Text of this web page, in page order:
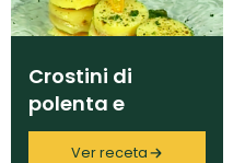
Crostini di
polenta e
salame
Ver receta